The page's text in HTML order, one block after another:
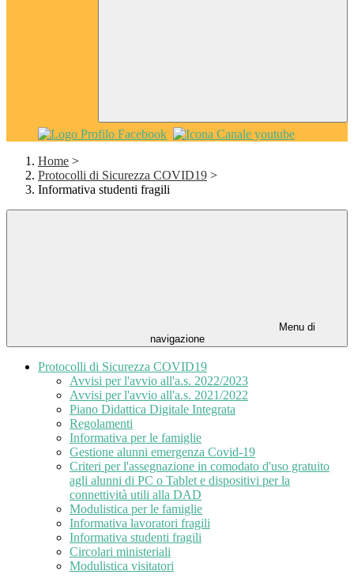
Home >
Protocolli di Sicurezza COVID19 >
Informativa studenti fragili
Menu di
navigazione
Protocolli di Sicurezza COVID19
Avvisi per l'avvio all'a.s. 2022/2023
Avvisi per l'avvio all'a.s. 2021/2022
Piano Didattica Digitale Integrata
Regolamenti
Informativa per le famiglie
Gestione alunni emergenza Covid-19
Criteri per l'assegnazione in comodato d'uso gratuito
agli alunni di PC o Tablet e dispositivi per la
connettività utili alla DAD
Modulistica per le famiglie
Informativa lavoratori fragili
Informativa studenti fragili
Circolari ministeriali
Modulistica visitatori